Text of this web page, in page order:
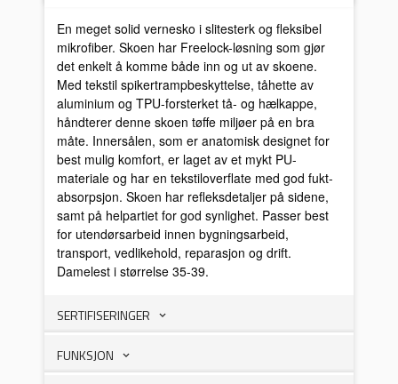
En meget solid vernesko i slitesterk og fleksibel
mikrofiber. Skoen har Freelock-løsning som gjør
det enkelt å komme både inn og ut av skoene.
Med tekstil spikertrampbeskyttelse, tåhette av
aluminium og TPU-forsterket tå- og hælkappe,
håndterer denne skoen tøffe miljøer på en bra
måte. Innersålen, som er anatomisk designet for
best mulig komfort, er laget av et mykt PU-
materiale og har en tekstiloverflate med god fukt-
absorpsjon. Skoen har refleksdetaljer på sidene,
samt på helpartiet for god synlighet. Passer best
for utendørsarbeid innen bygningsarbeid,
transport, vedlikehold, reparasjon og drift.
Damelest i størrelse 35-39.
SERTIFISERINGER
FUNKSJON